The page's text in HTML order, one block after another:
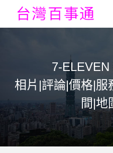
7-
相片|評論|價格|服
間|地